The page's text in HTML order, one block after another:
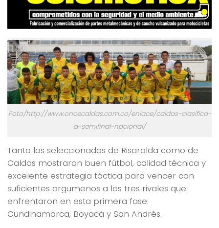
Foto/http://www.oncecaldas.com.co/enlace/caldas-clasifico-
a-semifinal-nacional/
Tanto los seleccionados de Risaralda como de
Caldas mostraron buen fútbol, calidad técnica y
excelente estrategia táctica para vencer con
suficientes argumenos a los tres rivales que
enfrentaron en esta primera fase:
Cundinamarca, Boyacá y San Andrés.